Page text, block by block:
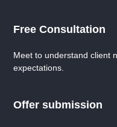
Free Consultation
Meet to understand client
expectations.
Offer submission